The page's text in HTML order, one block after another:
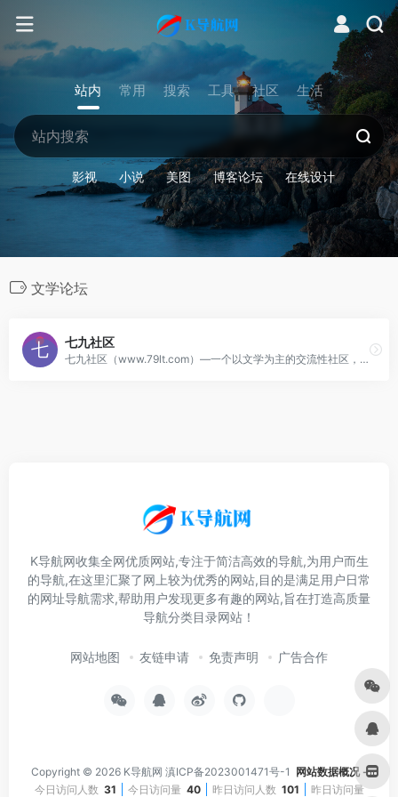
站内 常用 搜索 工具 社区 生活
影视 小说 美图 博客论坛 在线设计
文学论坛
七九社区
七九社区（www.79lt.com）—一个以文学为主的交流性社区，站内收集着海量模板、视频、图片、源码、域名、文学，七九社区是以博客为基础的文学交流论坛，社区内
K导航网收集全网优质网站,专注于简洁高效的导航,为用户而生
的导航,在这里汇聚了网上较为优秀的网站,目的是满足用户日常
的网址导航需求,帮助用户发现更多有趣的网站,旨在打造高质量
导航分类目录网站！
网站地图 友链申请 免责声明 广告合作
Copyright © 2026 K导航网 滇ICP备2023001471号-1 网站数据概况 -
今日访问人数 31 今日访问量 40 昨日访问人数 101 昨日访问量